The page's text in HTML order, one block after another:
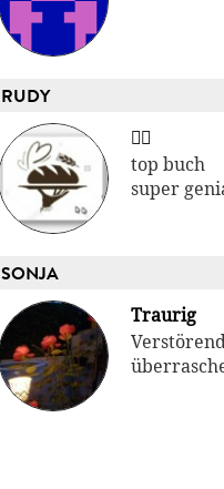
RUDY
👍🏾
top buch
super
SONJA
Traurig